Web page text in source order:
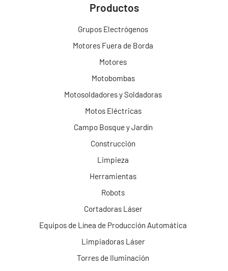
Productos
Grupos Electrógenos
Motores Fuera de Borda
Motores
Motobombas
Motosoldadores y Soldadoras
Motos Eléctricas
Campo Bosque y Jardín
Construcción
Limpieza
Herramientas
Robots
Cortadoras Láser
Equipos de Línea de Producción Automática
Limpiadoras Láser
Torres de Iluminación